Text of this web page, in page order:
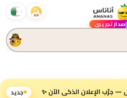
AR
إصدار تجريبي
— جرّب الإعلان الذكي الآن ✨ جديد